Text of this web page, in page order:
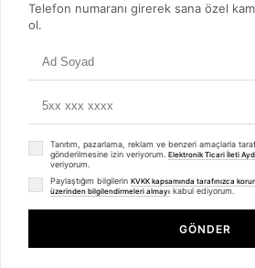
© 2008 - 2026
- Tüm Hakları Saklıdır. Kredi kartı bilgileriniz
Whatsapp
Telefon numaranı girerek sana özel
ol.
Tanıtım, pazarlama, reklam ve benzeri amaçlarla
gönderilmesine izin veriyorum. Elektronik Ticari İleti
veriyorum.
Paylaştığım bilgilerin KVKK kapsamında tarafınızca
üzerinden bilgilendirmeleri almayı kabul ediyorum.
GÖNDER